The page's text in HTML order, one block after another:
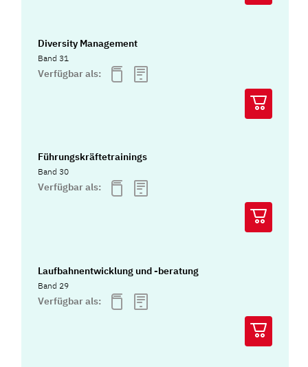
Diversity Management
Band 31
Verfügbar als:
Führungskräftetrainings
Band 30
Verfügbar als:
Laufbahnentwicklung und -beratung
Band 29
Verfügbar als: